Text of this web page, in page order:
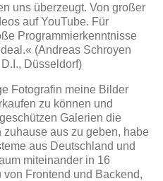
uns überzeugt. Von großer
auf YouTube. Für
Programmierkenntnisse
(Andreas Schroyen
Düsseldorf)
Fotografin meine Bilder
zu können und
Galerien die
aus zu geben, habe
aus Deutschland und
miteinander in 16
Frontend und Backend,